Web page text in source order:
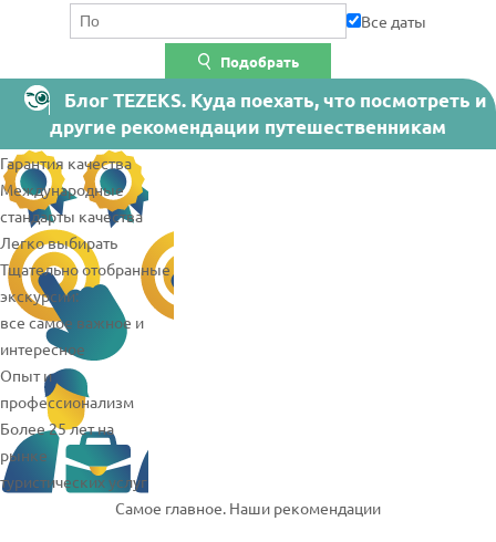
Все даты
Подобрать
Блог TEZEKS. Куда поехать, что посмотреть и
другие рекомендации путешественникам
Гарантия качества
Международные
стандарты качества
Легко выбирать
Тщательно отобранные
экскурсии:
все самое важное и
интересное
Опыт и
профессионализм
Более 25 лет на
рынке
туристических услуг
Самое главное. Наши рекомендации